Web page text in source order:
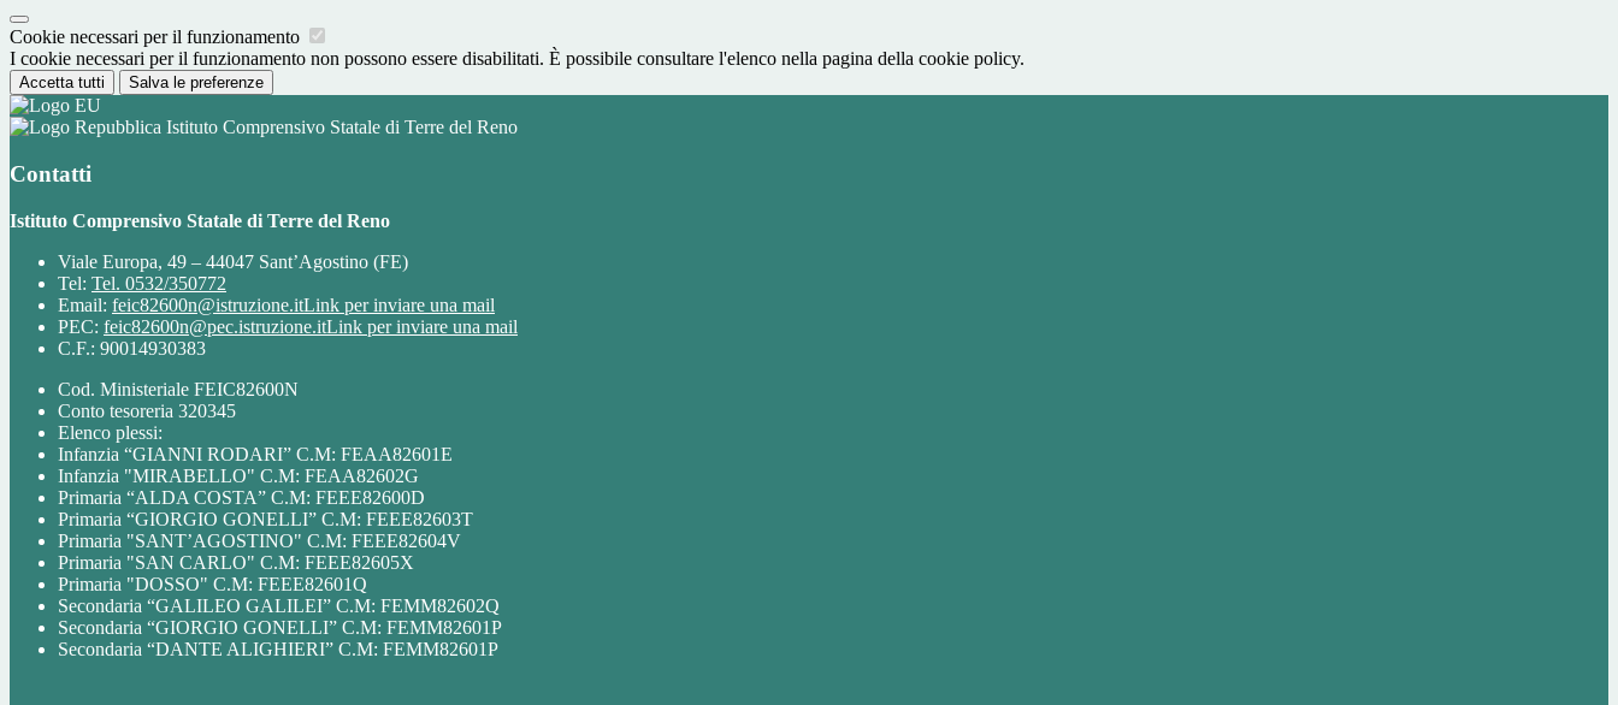
Cookie necessari per il funzionamento
I cookie necessari per il funzionamento non possono essere disabilitati. È possibile consultare l'elenco nella pagina della cookie policy.
Accetta tutti Salva le preferenze
Istituto Comprensivo Statale di Terre del Reno
Contatti
Istituto Comprensivo Statale di Terre del Reno
Viale Europa, 49 – 44047 Sant’Agostino (FE)
Tel: Tel. 0532/350772
Email: feic82600n@istruzione.itLink per inviare una mail
PEC: feic82600n@pec.istruzione.itLink per inviare una mail
C.F.: 90014930383
Cod. Ministeriale FEIC82600N
Conto tesoreria 320345
Elenco plessi:
Infanzia “GIANNI RODARI” C.M: FEAA82601E
Infanzia "MIRABELLO" C.M: FEAA82602G
Primaria “ALDA COSTA” C.M: FEEE82600D
Primaria “GIORGIO GONELLI” C.M: FEEE82603T
Primaria "SANT’AGOSTINO" C.M: FEEE82604V
Primaria "SAN CARLO" C.M: FEEE82605X
Primaria "DOSSO" C.M: FEEE82601Q
Secondaria “GALILEO GALILEI” C.M: FEMM82602Q
Secondaria “GIORGIO GONELLI” C.M: FEMM82601P
Secondaria “DANTE ALIGHIERI” C.M: FEMM82601P